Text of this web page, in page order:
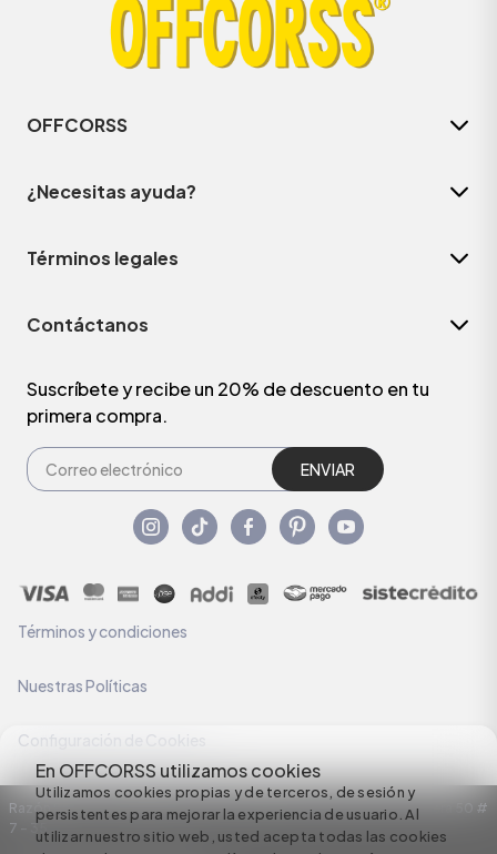
En OFFCORSS utilizamos cookies
Utilizamos cookies propias y de terceros, de sesión y
persistentes para mejorar la experiencia de usuario. Al
utilizar nuestro sitio web, usted acepta todas las cookies
OFFCORSS
¿Necesitas ayuda?
Términos legales
Contáctanos
Suscríbete y recibe un 20% de descuento en tu
primera compra.
ENVIAR
Términos y condiciones
Nuestras Políticas
Configuración de Cookies
Razón Social: C.I HERMECO S.A. NIT: 890924167-6 Dirección: Carrera 50 #
7 – 35